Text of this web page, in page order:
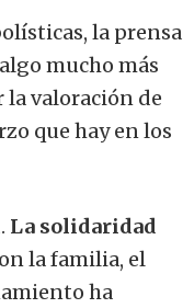
la prensa
mucho más
la valoración de
que hay en los
La solidaridad
la familia, el
ha